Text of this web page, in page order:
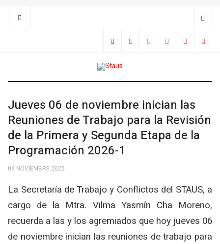
Jueves 06 de noviembre inician las
Reuniones de Trabajo para la Revisión
de la Primera y Segunda Etapa de la
Programación 2026-1
06 NOVIEMBRE 2025
La Secretaría de Trabajo y Conflictos del STAUS, a
cargo de la Mtra. Vilma Yasmín Cha Moreno,
recuerda a las y los agremiados que hoy jueves 06
de noviembre inician las reuniones de trabajo para